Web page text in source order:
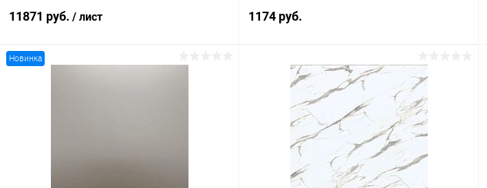
11871 руб. / лист 1174 руб.
В корзину
Купить в 1 клик К сравнению
В избранное В наличии
Новинка